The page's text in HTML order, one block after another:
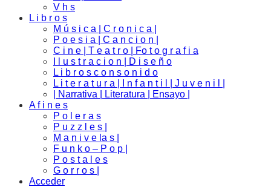
V h s
L i b r o s
M ú s i c a | C r o n i c a |
P o e s i a | C a n c i o n |
C i n e | T e a t r o | Fo t o g r a f i a
I l u s t r a c i o n | D i s e ñ o
L i b r o s c o n s o n i d o
L i t e r a t u r a | I n f a n t i l | J u v e n i l |
| Narrativa | Literatura | Ensayo |
A f i n e s
P o l e r a s
P u z z l e s |
M a n i v e la s |
F u n k o – P o p |
P o s t a l e s
G o r r o s |
Acceder